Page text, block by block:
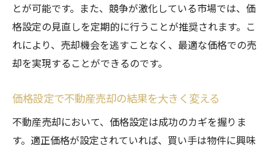
とが可能です。また、競争が激化している市場では、価
格設定の見直しを定期的に行うことが推奨されます。こ
れにより、売却機会を逃すことなく、最適な価格での売
却を実現することができるのです。
価格設定で不動産売却の結果を大きく変える
不動産売却において、価格設定は成功のカギを握りま
す。適正価格が設定されていれば、買い手は物件に興味